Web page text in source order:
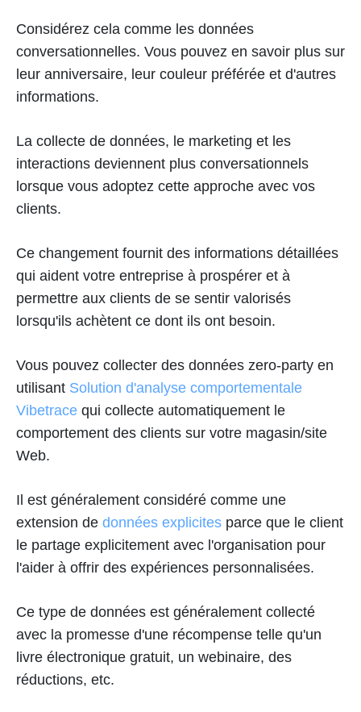
Considérez cela comme les données
conversationnelles. Vous pouvez en savoir plus sur
leur anniversaire, leur couleur préférée et d'autres
informations.
La collecte de données, le marketing et les
interactions deviennent plus conversationnels
lorsque vous adoptez cette approche avec vos
clients.
Ce changement fournit des informations détaillées
qui aident votre entreprise à prospérer et à
permettre aux clients de se sentir valorisés
lorsqu'ils achètent ce dont ils ont besoin.
Vous pouvez collecter des données zero-party en
utilisant Solution d'analyse comportementale
Vibetrace qui collecte automatiquement le
comportement des clients sur votre magasin/site
Web.
Il est généralement considéré comme une
extension de données explicites parce que le client
le partage explicitement avec l'organisation pour
l'aider à offrir des expériences personnalisées.
Ce type de données est généralement collecté
avec la promesse d'une récompense telle qu'un
livre électronique gratuit, un webinaire, des
réductions, etc.